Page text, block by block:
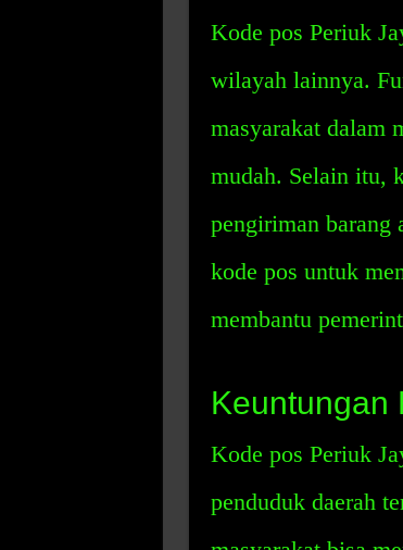
Kode pos Periuk
wilayah lainnya.
masyarakat dalam
mudah. Selain itu,
pengiriman barang
kode pos untuk
membantu
Keuntungan
Kode pos Periuk
penduduk daerah